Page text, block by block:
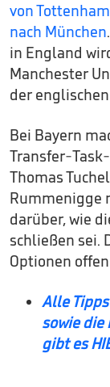
von
nach München
in England
Manchester
der
Bei Bayern
Transfer-
Thomas
Rummenigge
darüber, wie
schließen sei.
Optionen
Alle
sowie die
gibt es